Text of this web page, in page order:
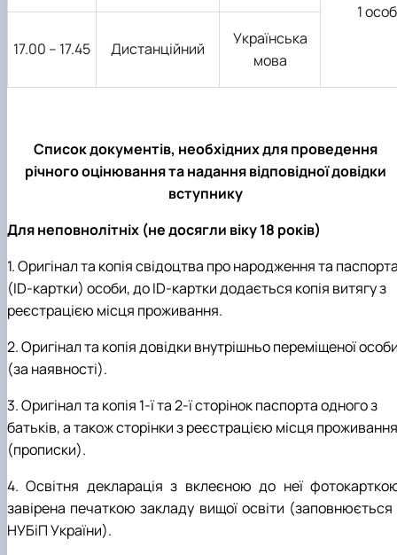
1
17.00 – 17.45
Дистанційний
Українська
мова
Список документів, необхідних для проведення
річного оцінювання та надання відповідної довідки
вступнику
Для неповнолітніх (не досягли віку 18 років)
1. Оригінал та копія свідоцтва про народження та
(ID-картки) особи, доID-картки додається копія витягу з
реєстрацією місця проживання.
2. Оригінал та копія довідки внутрішньо переміщеної
(за наявності).
3. Оригінал та копія 1-ї та 2-ї сторінок паспорта одного з
батьків, а також сторінки з реєстрацією місця проживання
(прописки).
4. Освітня декларація з вклеєною до неї
завірена печаткою закладу вищої освіти (заповнюється
НУБіП України).